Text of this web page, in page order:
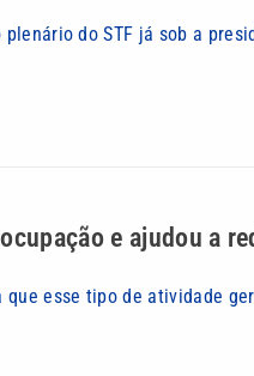
do STF já sob a
e ajudou a
esse tipo de atividade